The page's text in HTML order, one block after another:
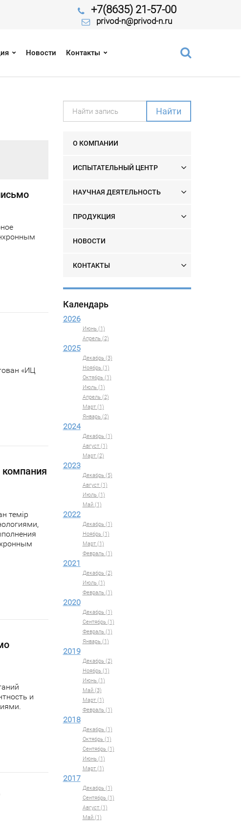
+7(8635) 21-57-00
privod-n@privod-n.ru
Новости Контакты
«ИЦ
темiр
и
Найти
О КОМПАНИИ
ИСПЫТАТЕЛЬНЫЙ ЦЕНТР
НАУЧНАЯ ДЕЯТЕЛЬНОСТЬ
ПРОДУКЦИЯ
НОВОСТИ
КОНТАКТЫ
Календарь
2026
Июнь (1)
Апрель (2)
2025
Декабрь (3)
Ноябрь (1)
Октябрь (1)
Июль (1)
Апрель (2)
Март (1)
Январь (2)
2024
Декабрь (1)
Август (1)
Март (2)
2023
Декабрь (5)
Август (1)
Июль (1)
Май (1)
2022
Декабрь (1)
Ноябрь (1)
Март (1)
Февраль (1)
2021
Декабрь (2)
Июль (1)
Февраль (1)
2020
Декабрь (1)
Сентябрь (1)
Февраль (1)
Январь (1)
2019
Декабрь (2)
Ноябрь (1)
Июнь (1)
Май (3)
Март (1)
Февраль (1)
2018
Декабрь (1)
Октябрь (1)
Сентябрь (1)
Июнь (1)
Март (1)
2017
Декабрь (1)
Сентябрь (1)
Август (1)
Май (1)